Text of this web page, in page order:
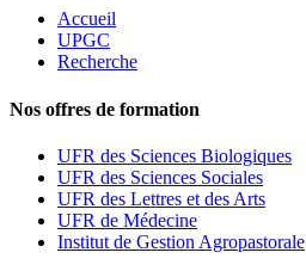
Accueil
UPGC
Recherche
Nos offres de formation
UFR des Sciences Biologiques
UFR des Sciences Sociales
UFR des Lettres et des Arts
UFR de Médecine
Institut de Gestion Agropastorale